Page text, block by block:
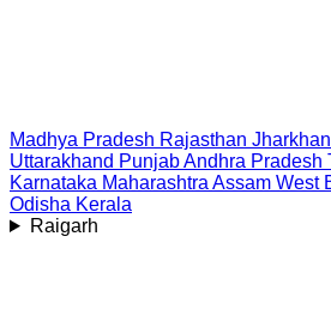
Madhya Pradesh Rajasthan
Uttarakhand PunjabAndhra Pradesh
Karnataka Maharashtra Assam West
Odisha Kerala
Raigarh